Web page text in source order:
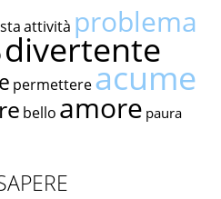
attività problema
divertente
permettereacume
bello amore paura